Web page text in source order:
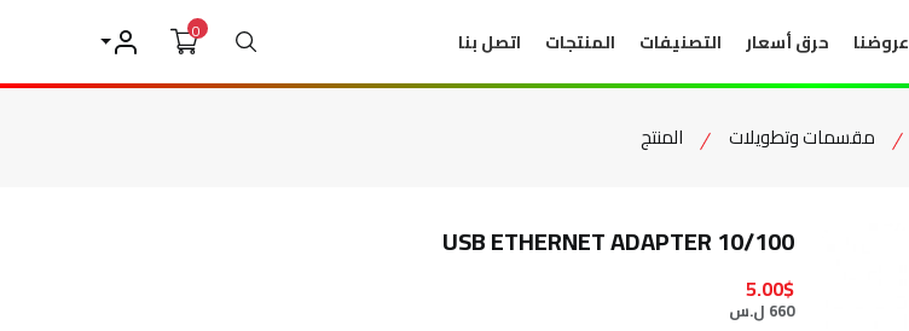
عروضنا حرق أسعار التصنيفات المنتجات اتصل بنا بحث0
حسابي
مقسمات وتطويلات المنتج
USB ETHERNET ADAPTER 10/100
5.00$
660 ل.س